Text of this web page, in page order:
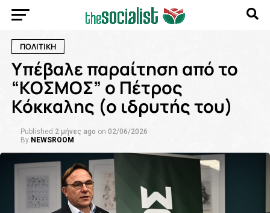
ΠΟΛΙΤΙΚΗ
Υπέβαλε παραίτηση από το
“ΚΟΣΜΟΣ” ο Πέτρος
Κόκκαλης (ο ιδρυτής του)
Published 2 μήνες ago on 02/06/2026
By NEWSROOM